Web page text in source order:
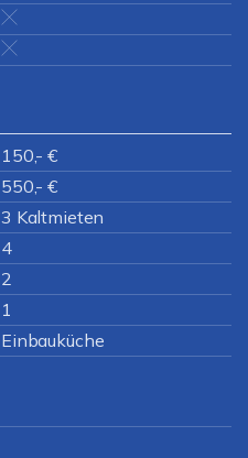
150,- €
550,- €
3 Kaltmieten
4
2
1
Einbauküche